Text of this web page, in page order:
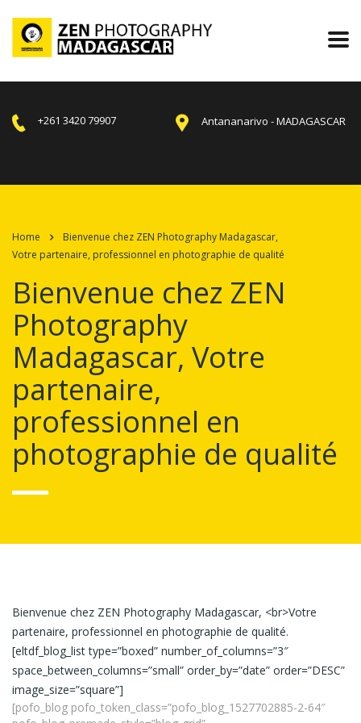
+261 3420 79907 Antananarivo - MADAGASCAR
Home
Bienvenue chez ZEN Photography Madagascar,
Votre partenaire, professionnel en photographie de qualité
Bienvenue chez ZEN
Photography
Madagascar, Votre
partenaire,
professionnel en
photographie de qualité
Bienvenue chez ZEN Photography Madagascar, <br>Votre
partenaire, professionnel en photographie de qualité.
[eltdf_blog_list type=”boxed” number_of_columns=”3″
space_between_columns=”small” order_by=”date” order=”DESC”
image_size=”square”]
[pofo_blog pofo_token_class=”pofo_blog_1527702885-2-64″